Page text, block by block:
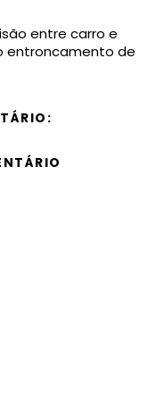
entre carro e
entroncamento de